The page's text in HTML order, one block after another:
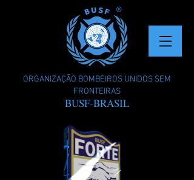
ORGANIZAÇÃO BOMBEIROS UNIDOS SEM
FRONTEIRAS
BUSF-BRASIL